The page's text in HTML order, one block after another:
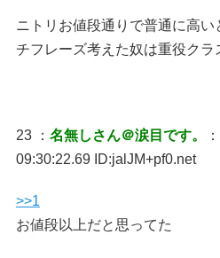
ニトリお値段通りで普通に高い
チフレーズ考えた奴は重役クラ
23 ： 名無しさん＠涙目です。
09:30:22.69 ID:jalJM+pf0.net
>>1
お値段以上だと思ってた